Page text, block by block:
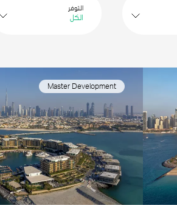
التوفر
الكل
Master Development